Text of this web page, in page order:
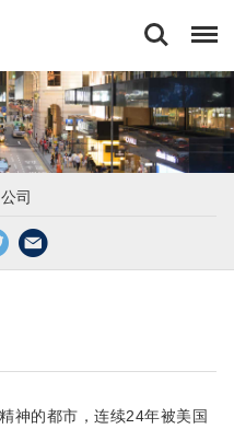
司
神的都市，连续24年被美国